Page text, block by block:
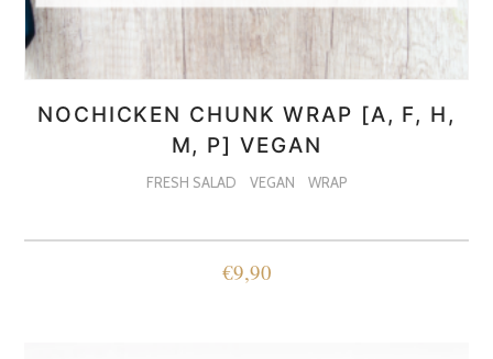
NOCHICKEN CHUNK WRAP [A, F, H,
M, P] VEGAN
FRESH SALAD VEGAN WRAP
€9,90